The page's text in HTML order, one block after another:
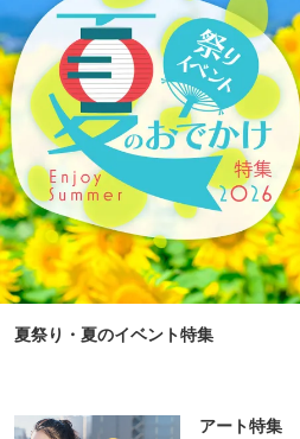
夏祭り・夏のイベント特集
アート特集